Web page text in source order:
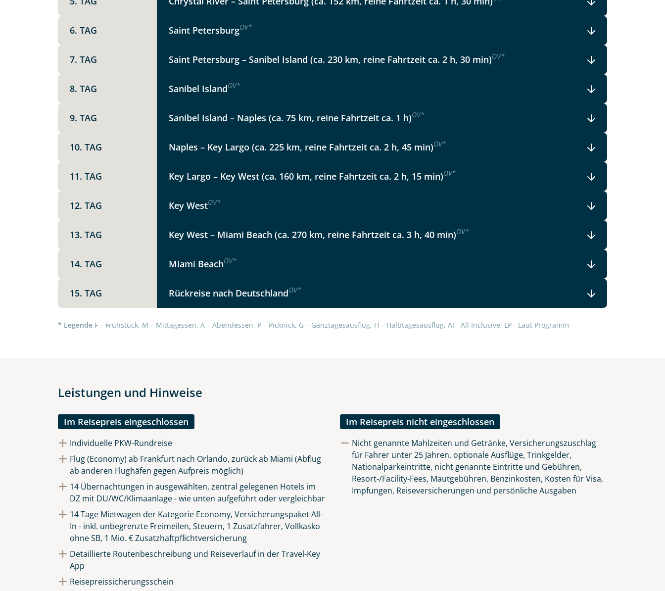
6. TAG Saint PetersburgOV*
7. TAG Saint Petersburg – Sanibel Island (ca. 230 km, reine Fahrtzeit ca. 2 h, 30 min)OV*
8. TAG Sanibel IslandOV*
9. TAG Sanibel Island – Naples (ca. 75 km, reine Fahrtzeit ca. 1 h)OV*
10. TAG Naples – Key Largo (ca. 225 km, reine Fahrtzeit ca. 2 h, 45 min)OV*
11. TAG Key Largo – Key West (ca. 160 km, reine Fahrtzeit ca. 2 h, 15 min)OV*
12. TAG Key WestOV*
13. TAG Key West – Miami Beach (ca. 270 km, reine Fahrtzeit ca. 3 h, 40 min)OV*
14. TAG Miami BeachOV*
15. TAG Rückreise nach DeutschlandOV*
* Legende F – Frühstück, M – Mittagessen, A – Abendessen, P – Picknick, G – Ganztagesausflug, H – Halbtagesausflug, AI - All Inclusive, LP - Laut Programm
Leistungen und Hinweise
Im Reisepreis eingeschlossen
Individuelle PKW-Rundreise
Flug (Economy) ab Frankfurt nach Orlando, zurück ab Miami (Abflug
ab anderen Flughäfen gegen Aufpreis möglich)
14 Übernachtungen in ausgewählten, zentral gelegenen Hotels im
DZ mit DU/WC/Klimaanlage - wie unten aufgeführt oder vergleichbar
14 Tage Mietwagen der Kategorie Economy, Versicherungspaket All-
In - inkl. unbegrenzte Freimeilen, Steuern, 1 Zusatzfahrer, Vollkasko
ohne SB, 1 Mio. € Zusatzhaftpflichtversicherung
Detaillierte Routenbeschreibung und Reiseverlauf in der Travel-Key
App
Reisepreissicherungsschein
Im Reisepreis nicht eingeschlossen
Nicht genannte Mahlzeiten und Getränke, Versicherungszuschlag
für Fahrer unter 25 Jahren, optionale Ausflüge, Trinkgelder,
Nationalparkeintritte, nicht genannte Eintritte und Gebühren,
Resort-/Facility-Fees, Mautgebühren, Benzinkosten, Kosten für Visa,
Impfungen, Reiseversicherungen und persönliche Ausgaben
Datenschutz & Transparenz ist uns sehr wichtig!
Die Anfrage wird via SSL verschlüsselt an unseren Server geschickt. Mit Absenden des Formulars, erklären Sie, dass Sie die